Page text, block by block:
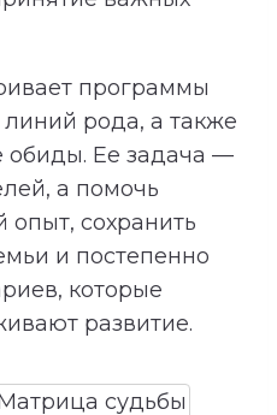
программы
рода, а также
обиды. Ее задача —
а помочь
опыт, сохранить
и постепенно
которые
развитие.